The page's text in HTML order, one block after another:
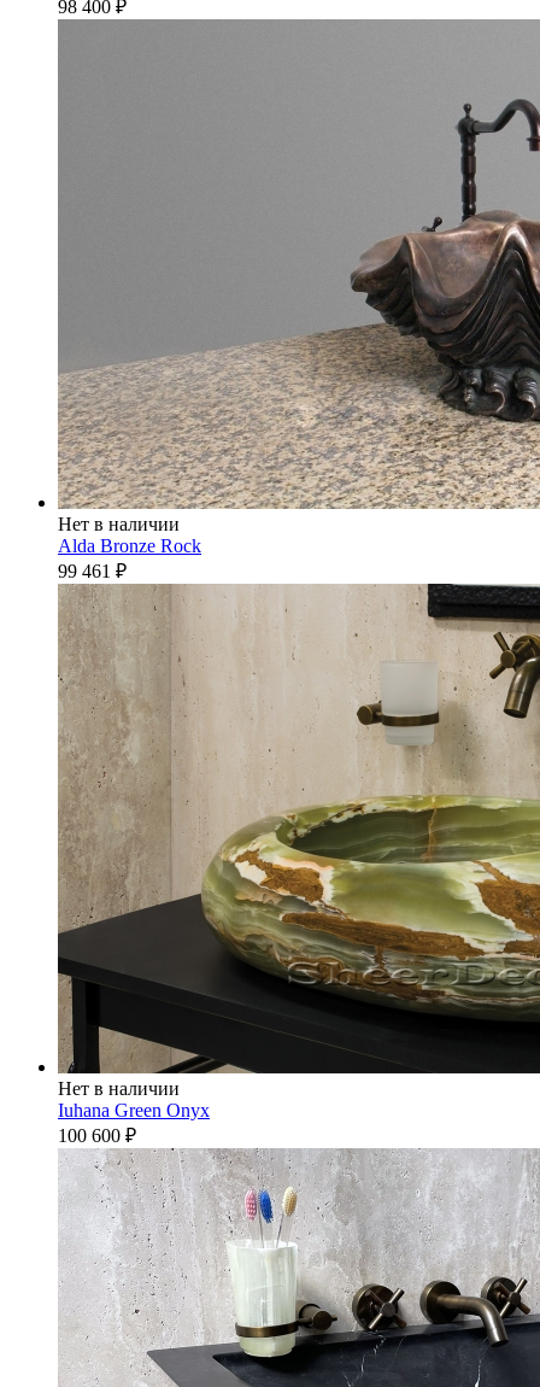
98 400 ₽
Нет в наличии
Alda Bronze Rock
99 461 ₽
Нет в наличии
Iuhana Green Onyx
100 600 ₽